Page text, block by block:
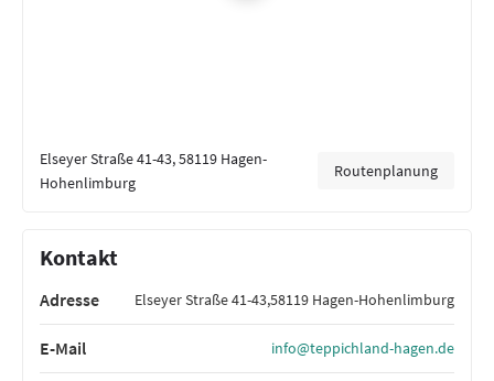
Elseyer Straße 41-43, 58119 Hagen-
Hohenlimburg
Routenplanung
Kontakt
Adresse Elseyer Straße 41-43,58119 Hagen-Hohenlimburg
E-Mail info@teppichland-hagen.de